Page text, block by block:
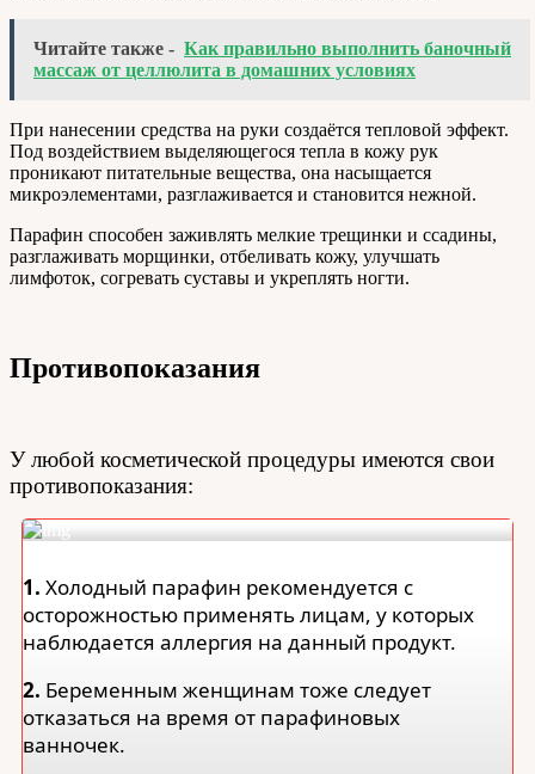
Читайте также - Как правильно выполнить баночный
массаж от целлюлита в домашних условиях
При нанесении средства на руки создаётся тепловой эффект.
Под воздействием выделяющегося тепла в кожу рук
проникают питательные вещества, она насыщается
микроэлементами, разглаживается и становится нежной.
Парафин способен заживлять мелкие трещинки и ссадины,
разглаживать морщинки, отбеливать кожу, улучшать
лимфоток, согревать суставы и укреплять ногти.
Противопоказания
У любой косметической процедуры имеются свои
противопоказания:
1. Холодный парафин рекомендуется с
осторожностью применять лицам, у которых
наблюдается аллергия на данный продукт.
2. Беременным женщинам тоже следует
отказаться на время от парафиновых
ванночек.